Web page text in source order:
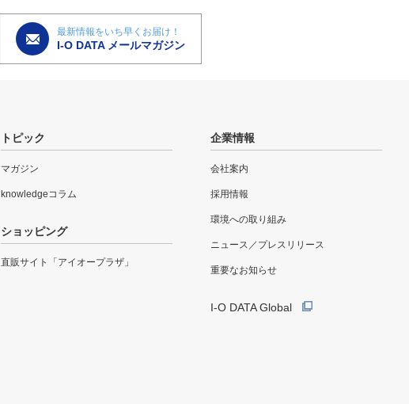
最新情報をいち早くお届け！
I-O DATA メールマガジン
トピック
マガジン
knowledgeコラム
ショッピング
直販サイト「アイオープラザ」
企業情報
会社案内
採用情報
環境への取り組み
ニュース／プレスリリース
重要なお知らせ
I-O DATA Global